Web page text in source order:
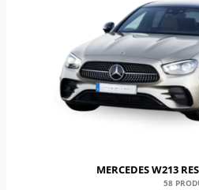
MERCEDES W213
58